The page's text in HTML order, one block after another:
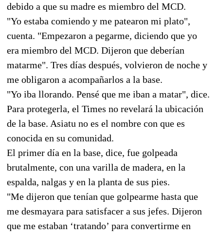
debido a que su madre es miembro del MCD.
"Yo estaba comiendo y me patearon mi plato",
cuenta. "Empezaron a pegarme, diciendo que yo
era miembro del MCD. Dijeron que deberían
matarme". Tres días después, volvieron de noche y
me obligaron a acompañarlos a la base.
"Yo iba llorando. Pensé que me iban a matar", dice.
Para protegerla, el Times no revelará la ubicación
de la base. Asiatu no es el nombre con que es
conocida en su comunidad.
El primer día en la base, dice, fue golpeada
brutalmente, con una varilla de madera, en la
espalda, nalgas y en la planta de sus pies.
"Me dijeron que tenían que golpearme hasta que
me desmayara para satisfacer a sus jefes. Dijeron
que me estaban ‘tratando’ para convertirme en